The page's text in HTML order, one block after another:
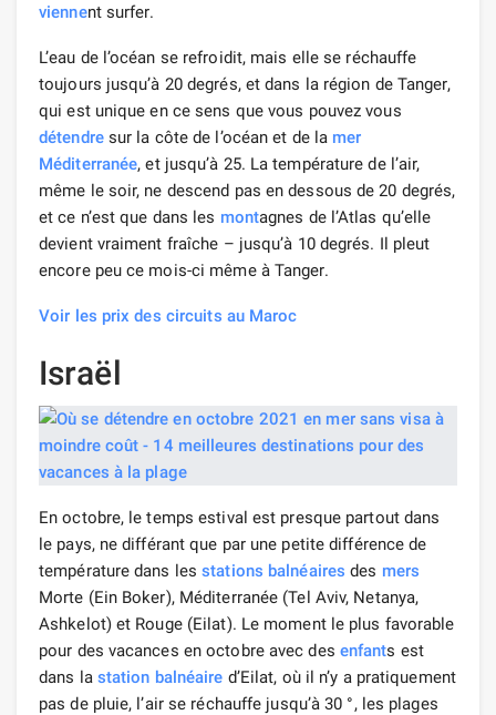
viennent surfer.
L’eau de l’océan se refroidit, mais elle se réchauffe
toujours jusqu’à 20 degrés, et dans la région de Tanger,
qui est unique en ce sens que vous pouvez vous
détendresur la côte de l’océan et de la mer
Méditerranée, et jusqu’à 25. La température de l’air,
même le soir, ne descend pas en dessous de 20 degrés,
et ce n’est que dans les montagnes de l’Atlas qu’elle
devient vraiment fraîche – jusqu’à 10 degrés. Il pleut
encore peu ce mois-ci même à Tanger.
Voir les prix des circuits au Maroc
Israël
En octobre, le temps estival est presque partout dans
le pays, ne différant que par une petite différence de
température dans lesstations balnéaires des mers
Morte (Ein Boker), Méditerranée (Tel Aviv, Netanya,
Ashkelot) et Rouge (Eilat). Le moment le plus favorable
pour des vacances en octobre avec des enfants est
dans la station balnéaire d’Eilat, où il n’y a pratiquement
pas de pluie, l’air se réchauffe jusqu’à 30 °, les plages